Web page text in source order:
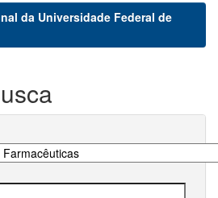
da Universidade Federal de